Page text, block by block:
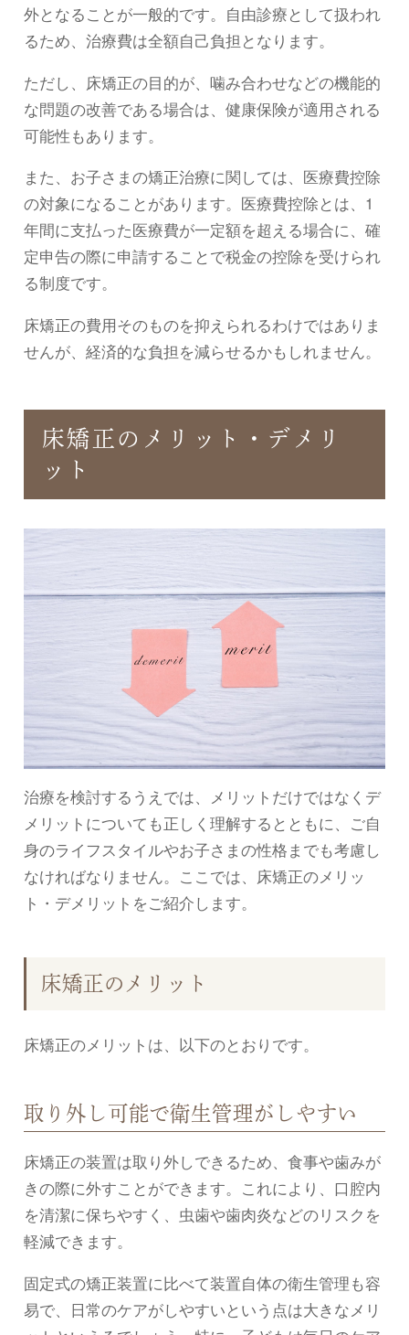
外となることが一般的です。自由診療として扱われ
るため、治療費は全額自己負担となります。
ただし、床矯正の目的が、噛み合わせなどの機能的
な問題の改善である場合は、健康保険が適用される
可能性もあります。
また、お子さまの矯正治療に関しては、医療費控除
の対象になることがあります。医療費控除とは、1
年間に支払った医療費が一定額を超える場合に、確
定申告の際に申請することで税金の控除を受けられ
る制度です。
床矯正の費用そのものを抑えられるわけではありま
せんが、経済的な負担を減らせるかもしれません。
床矯正のメリット・デメリ
ット
治療を検討するうえでは、メリットだけではなくデ
メリットについても正しく理解するとともに、ご自
身のライフスタイルやお子さまの性格までも考慮し
なければなりません。ここでは、床矯正のメリッ
ト・デメリットをご紹介します。
床矯正のメリット
床矯正のメリットは、以下のとおりです。
取り外し可能で衛生管理がしやすい
床矯正の装置は取り外しできるため、食事や歯みが
きの際に外すことができます。これにより、口腔内
を清潔に保ちやすく、虫歯や歯肉炎などのリスクを
軽減できます。
固定式の矯正装置に比べて装置自体の衛生管理も容
易で、日常のケアがしやすいという点は大きなメリ